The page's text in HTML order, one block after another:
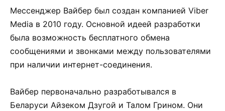
Мессенджер Вайбер был создан компанией Viber
Media в 2010 году. Основной идеей разработки
была возможность бесплатного обмена
сообщениями и звонками между пользователями
при наличии интернет-соединения.
Вайбер первоначально разработывался в
Беларуси Айзеком Дзугой и Талом Грином. Они